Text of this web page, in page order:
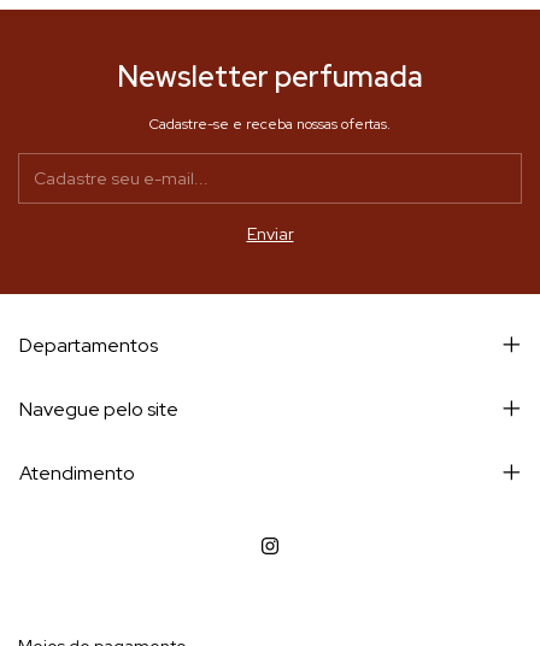
Newsletter perfumada
Cadastre-se e receba nossas ofertas.
Departamentos
Navegue pelo site
Atendimento